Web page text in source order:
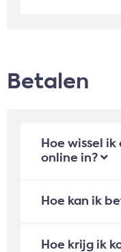
Betalen
Hoe wissel
online in?
Hoe kan ik
Hoe krijg ik